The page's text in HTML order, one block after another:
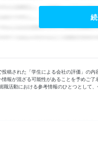
稿された「学生による会社の評価」の
報が混ざる可能性があることを予めご
活動における参考情報のひとつとして、